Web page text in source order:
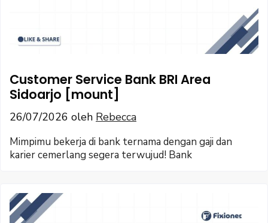
Customer Service Bank BRI Area
Sidoarjo [mount]
26/07/2026 oleh Rebecca
Mimpimu bekerja di bank ternama dengan gaji dan
karier cemerlang segera terwujud! Bank